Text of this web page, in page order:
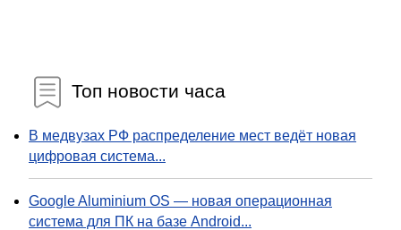
Топ новости часа
В медвузах РФ распределение мест ведёт новая
цифровая система...
Google Aluminium OS — новая операционная
система для ПК на базе Android...